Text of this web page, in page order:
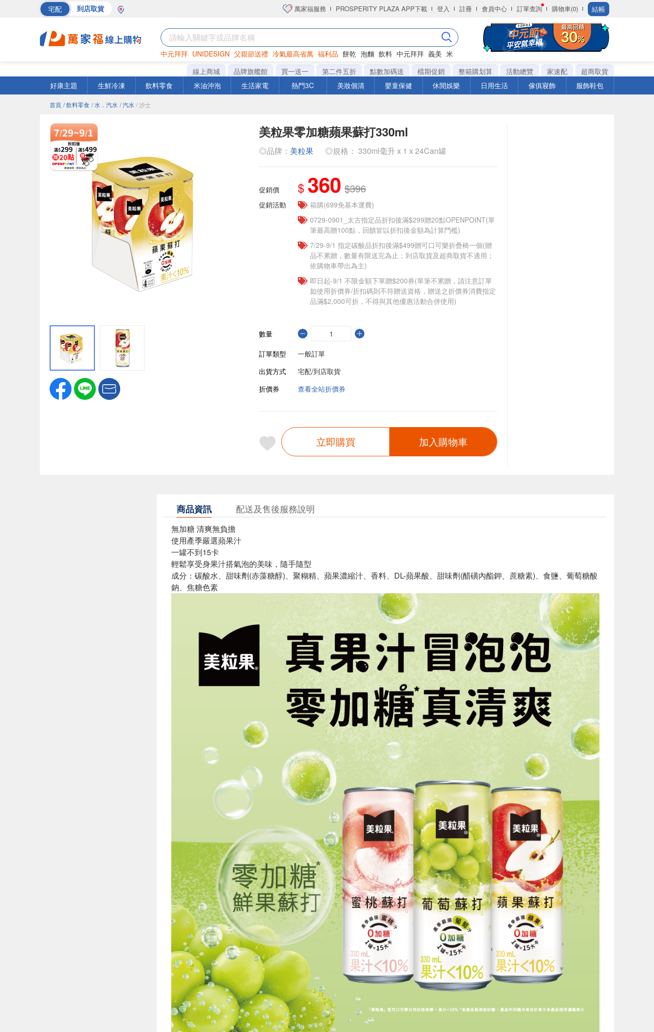
宅配 到店取貨 萬家福服務 PROSPERITY PLAZA APP下載 登入 註冊 會員中心 訂單查詢 購物車(0) 結帳
中元拜拜 UNIDESIGN 父親節送禮 冷氣最高省萬 福利品 餅乾 泡麵 飲料 中元拜拜 義美 米
巧克力 罐頭 衛生紙
線上商城 品牌旗艦館 買一送一 第二件五折 點數加碼送 檔期促銷 整箱購划算 活動總覽 家速配
超商取貨
好康主題
生鮮冷凍 飲料零食 米油沖泡 生活家電 熱門3C 美妝個清 嬰童保健 休閒娛樂 日用生活 傢俱寢飾 服飾鞋包
首頁 / 飲料零食 / 水．汽水 / 汽水 / 沙士
美粒果零加糖蘋果蘇打330ml
◎品牌： 美粒果 ◎規格： 330ml毫升 x 1 x 24Can罐
促銷價 $ 360 $396
促銷活動
箱購(699免基本運費)
0729-0901_太古指定品折扣後滿$299贈20點OPENPOINT(單
筆最高贈100點，回饋皆以折扣後金額為計算門檻)
7/29-9/1 指定碳酸品折扣後滿$499贈可口可樂折疊椅一個(贈
品不累贈，數量有限送完為止；到店取貨及超商取貨不適用；
依購物車帶出為主)
即日起-9/1 不限金額下單贈$200券(單筆不累贈，請注意訂單
如使用折價券/折扣碼則不符贈送資格，贈送之折價券消費指定
品滿$2,000可折，不得與其他優惠活動合併使用)
數量
訂單類型
一般訂單
出貨方式
宅配/到店取貨
折價券
查看全站折價券
立即購買 加入購物車
商品資訊 配送及售後服務說明
無加糖 清爽無負擔
使用產季嚴選蘋果汁
一罐不到15卡
輕鬆享受身果汁搭氣泡的美味，隨手隨型
成分：碳酸水、甜味劑(赤藻糖醇)、聚糊精、蘋果濃縮汁、香料、DL-蘋果酸、甜味劑(醋磺內酯鉀、蔗糖素)、食鹽、葡萄糖酸
鈉、焦糖色素